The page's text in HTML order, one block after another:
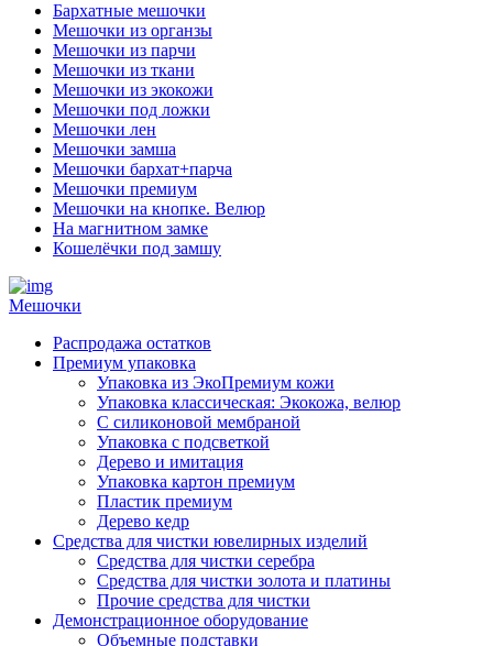
Бархатные мешочки
Мешочки из органзы
Мешочки из парчи
Мешочки из ткани
Мешочки из экокожи
Мешочки под ложки
Мешочки лен
Мешочки замша
Мешочки бархат+парча
Мешочки премиум
Мешочки на кнопке. Велюр
На магнитном замке
Кошелёчки под замшу
Мешочки
Распродажа остатков
Премиум упаковка
Упаковка из ЭкоПремиум кожи
Упаковка классическая: Экокожа, велюр
С силиконовой мембраной
Упаковка с подсветкой
Дерево и имитация
Упаковка картон премиум
Пластик премиум
Дерево кедр
Средства для чистки ювелирных изделий
Средства для чистки серебра
Средства для чистки золота и платины
Прочие средства для чистки
Демонстрационное оборудование
Объемные подставки